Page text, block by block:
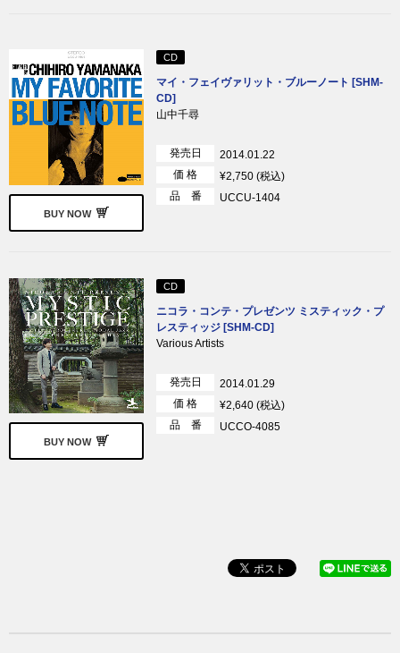
BUY NOW
CD
マイ・フェイヴァリット・ブルーノート [SHM-
CD]
山中千尋
発売日
2014.01.22
価 格
¥2,750 (税込)
品 番
UCCU-1404
BUY NOW
CD
ニコラ・コンテ・プレゼンツ ミスティック・プ
レスティッジ [SHM-CD]
Various Artists
発売日
2014.01.29
価 格
¥2,640 (税込)
品 番
UCCO-4085